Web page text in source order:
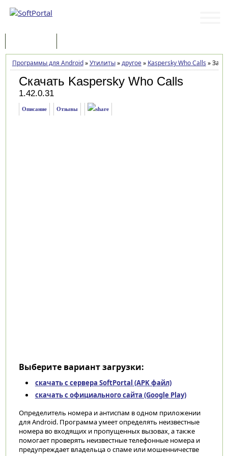
Программы для Android»Утилиты»другое» Kaspersky Who Calls »
Скачать Kaspersky Who Calls
1.42.0.31
Описание Отзывы
Выберите вариант загрузки:
скачать с сервера SoftPortal (APK файл)
скачать с официального сайта (Google Play)
Определитель номера и антиспам в одном приложении
для Android. Программа умеет определять неизвестные
номера во входящих и пропущенных вызовах, а также
помогает проверять неизвестные телефонные номера и
предупреждает владельца о спаме или мошенничестве